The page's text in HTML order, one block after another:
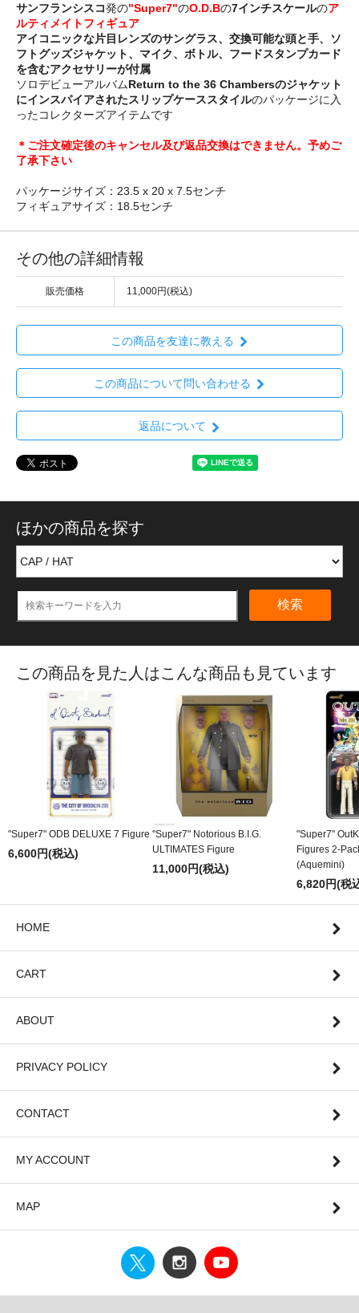
サンフランシスコ発の"Super7"のO.D.Bの7インチスケールのア
ルティメイトフィギュア
アイコニックな片目レンズのサングラス、交換可能な頭と手、ソ
フトグッズジャケット、マイク、ボトル、フードスタンプカード
を含むアクセサリーが付属
ソロデビューアルバムReturn to the 36 Chambersのジャケット
にインスパイアされたスリップケーススタイルのパッケージに入
ったコレクターズアイテムです
＊ご注文確定後のキャンセル及び返品交換はできません。予めご
了承下さい
パッケージサイズ：23.5 x 20 x 7.5センチ
フィギュアサイズ：18.5センチ
その他の詳細情報
販売価格 11,000円(税込)
この商品を友達に教える
この商品について問い合わせる
返品について
ほかの商品を探す
検索
この商品を見た人はこんな商品も見ています
"Super7" ODB DELUXE 7 Figure
6,600円(税込)
"Super7" Notorious B.I.G.
ULTIMATES Figure
11,000円(税込)
"Super7"
Figures 2-
(Aquemini)
6,820円(税
HOME
CART
ABOUT
PRIVACY POLICY
CONTACT
MY ACCOUNT
MAP